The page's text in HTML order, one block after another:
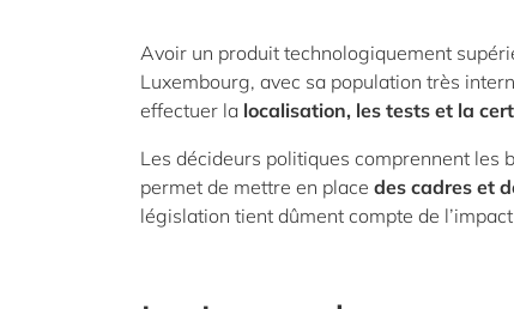
Avoir un produit technologiquement
Luxembourg, avec sa population très
effectuer la localisation, les tests et la
Les décideurs politiques comprennent les
permet de mettre en place des cadres et
législation tient dûment compte de